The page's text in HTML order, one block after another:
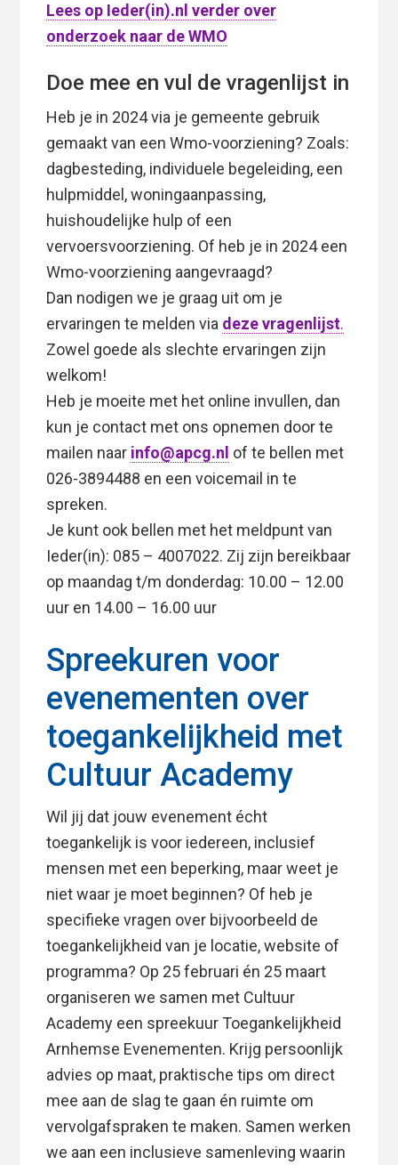
Lees op Ieder(in).nl verder over
onderzoek naar de WMO
Doe mee en vul de vragenlijst in
Heb je in 2024 via je gemeente gebruik
gemaakt van een Wmo-voorziening? Zoals:
dagbesteding, individuele begeleiding, een
hulpmiddel, woningaanpassing,
huishoudelijke hulp of een
vervoersvoorziening. Of heb je in 2024 een
Wmo-voorziening aangevraagd?
Dan nodigen we je graag uit om je
ervaringen te melden via deze vragenlijst.
Zowel goede als slechte ervaringen zijn
welkom!
Heb je moeite met het online invullen, dan
kun je contact met ons opnemen door te
mailen naar info@apcg.nl of te bellen met
026-3894488 en een voicemail in te
spreken.
Je kunt ook bellen met het meldpunt van
Ieder(in): 085 – 4007022. Zij zijn bereikbaar
op maandag t/m donderdag: 10.00 – 12.00
uur en 14.00 – 16.00 uur
Spreekuren voor
evenementen over
toegankelijkheid met
Cultuur Academy
Wil jij dat jouw evenement écht
toegankelijk is voor iedereen, inclusief
mensen met een beperking, maar weet je
niet waar je moet beginnen? Of heb je
specifieke vragen over bijvoorbeeld de
toegankelijkheid van je locatie, website of
programma? Op 25 februari én 25 maart
organiseren we samen met Cultuur
Academy een spreekuur Toegankelijkheid
Arnhemse Evenementen. Krijg persoonlijk
advies op maat, praktische tips om direct
mee aan de slag te gaan én ruimte om
vervolgafspraken te maken. Samen werken
we aan een inclusieve samenleving waarin